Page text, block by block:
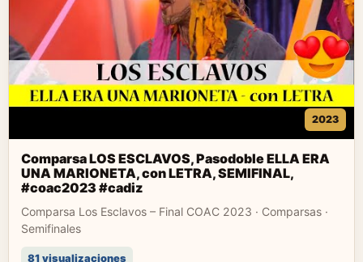
2023
Comparsa LOS ESCLAVOS, Pasodoble ELLA ERA
UNA MARIONETA, con LETRA, SEMIFINAL,
#coac2023 #cadiz
Comparsa Los Esclavos – Final COAC 2023 · Comparsas ·
Semifinales
81 visualizaciones